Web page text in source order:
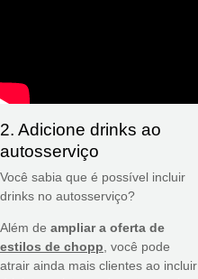
2. Adicione drinks ao
autosserviço
Você sabia que é possível incluir
drinks no autosserviço?
Além de ampliar a oferta de
estilos de chopp , você pode
atrair ainda mais clientes ao incluir